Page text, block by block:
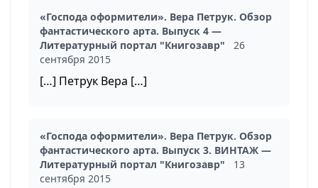
«Господа оформители». Вера Петрук. Обзор
фантастического арта. Выпуск 4 —
Литературный портал "Книгозавр"
26
сентября 2015
[…] Петрук Вера […]
«Господа оформители». Вера Петрук. Обзор
фантастического арта. Выпуск 3. ВИНТАЖ —
Литературный портал "Книгозавр"
13
сентября 2015